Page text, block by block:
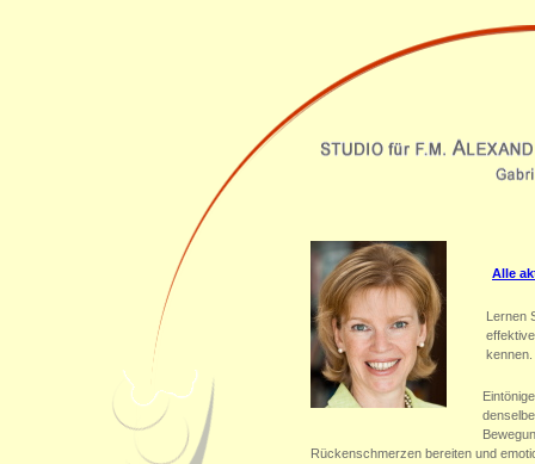
Alle
Lernen
kennen.
Rückenschmerzen bereiten und